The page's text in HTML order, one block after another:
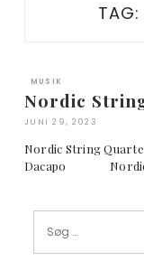
TAG:
MUSIK
Nordic
JUNI 29, 2023
Nordic String
Dacapo Nordic